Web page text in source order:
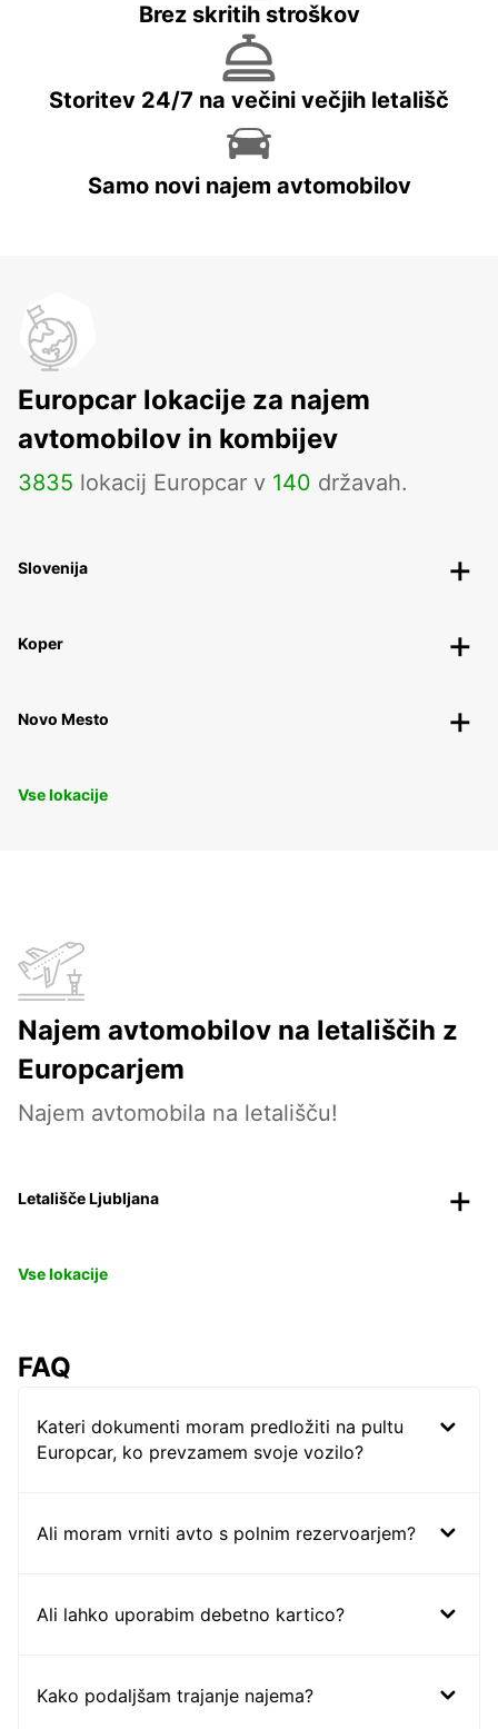
Brez skritih stroškov
Storitev 24/7 na večini večjih letališč
Samo novi najem avtomobilov
Europcar lokacije za najem
avtomobilov in kombijev
3835 lokacij Europcar v 140 državah.
Slovenija
Koper
Novo Mesto
Vse lokacije
Najem avtomobilov na letališčih z
Europcarjem
Najem avtomobila na letališču!
Letališče Ljubljana
Vse lokacije
FAQ
Kateri dokumenti moram predložiti na pultu
Europcar, ko prevzamem svoje vozilo?
Ali moram vrniti avto s polnim rezervoarjem?
Ali lahko uporabim debetno kartico?
Kako podaljšam trajanje najema?